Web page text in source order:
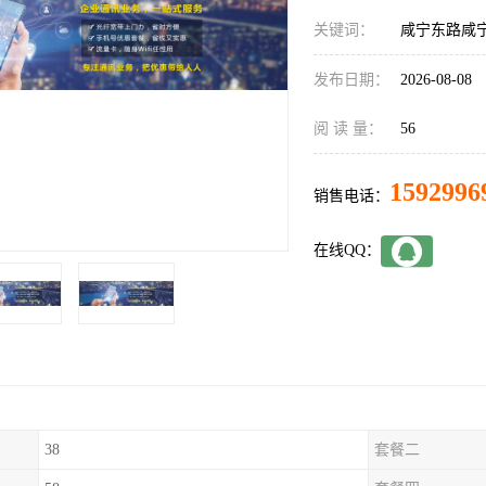
关键词： 咸宁东路咸
发布日期： 2026-08-08
阅 读 量： 56
销售电话：
在线QQ：
38 套餐二